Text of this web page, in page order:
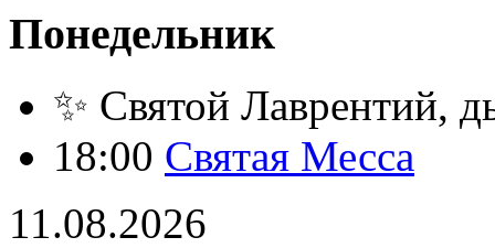
Понедельник
✨ Святой Лаврентий,
18:00 Святая Месса
11.08.2026